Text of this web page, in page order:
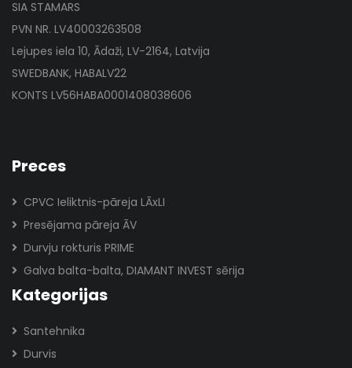
SIA STAMARS
PVN NR. LV40003263508
Lejupes iela 10, Ādaži, LV-2164, Latvija
SWEDBANK, HABALV22
KONTS LV56HABA0001408038606
Preces
CPVC Ieliktnis-pāreja LĀxLI
Presējama pāreja ĀV
Durvju rokturis PRIME
Galva balta-balta, DIAMANT INVEST sērija
Kategorijas
Santehnika
Durvis